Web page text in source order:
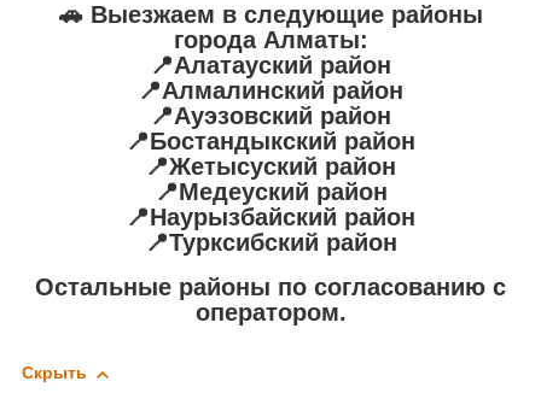
🚗 Выезжаем в следующие районы
города Алматы:
📍Алатауский район
📍Алмалинский район
📍Ауэзовский район
📍Бостандыкский район
📍Жетысуский район
📍Медеуский район
📍Наурызбайский район
📍Турксибский район
Остальные районы по согласованию с
оператором.
Скрыть